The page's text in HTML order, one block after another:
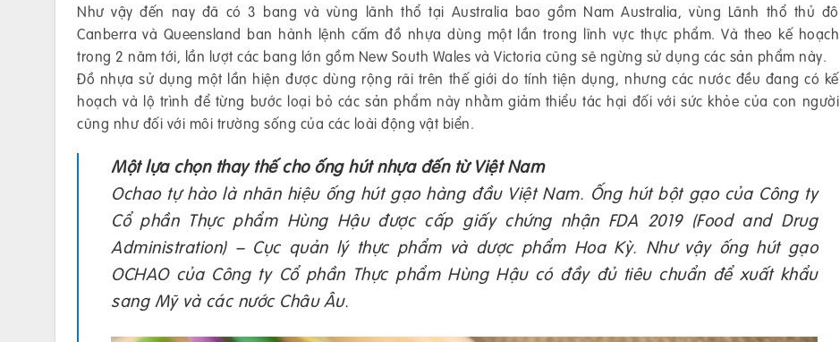
Như vậy đến nay đã có 3 bang và vùng lãnh thổ tại Australia bao gồm Nam Australia, vùng Lãnh thổ thủ đô
Canberra và Queensland ban hành lệnh cấm đồ nhựa dùng một lần trong lĩnh vực thực phẩm. Và theo kế hoạch
trong 2 năm tới, lần lượt các bang lớn gồm New South Wales và Victoria cũng sẽ ngừng sử dụng các sản phẩm này.
Đồ nhựa sử dụng một lần hiện được dùng rộng rãi trên thế giới do tính tiện dụng, nhưng các nước đều đang có kế
hoạch và lộ trình để từng bước loại bỏ các sản phẩm này nhằm giảm thiểu tác hại đối với sức khỏe của con người
cũng như đối với môi trường sống của các loài động vật biển.
Một lựa chọn thay thế cho ống hút nhựa đến từ Việt Nam
Ochao tự hào là nhãn hiệu ống hút gạo hàng đầu Việt Nam. Ống hút bột gạo của Công ty
Cổ phần Thực phẩm Hùng Hậu được cấp giấy chứng nhận FDA 2019 (Food and Drug
Administration) – Cục quản lý thực phẩm và dược phẩm Hoa Kỳ. Như vậy ống hút gạo
OCHAO của Công ty Cổ phần Thực phẩm Hùng Hậu có đầy đủ tiêu chuẩn để xuất khẩu
sang Mỹ và các nước Châu Âu.